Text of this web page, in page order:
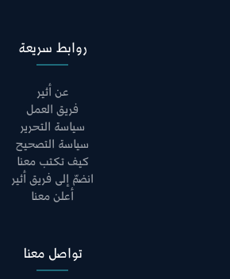
روابط سريعة
عن أثير
فريق العمل
سياسة التحرير
سياسة التصحيح
كيف تكتب معنا
انضمّ إلى فريق أثير
أعلن معنا
تواصل معنا